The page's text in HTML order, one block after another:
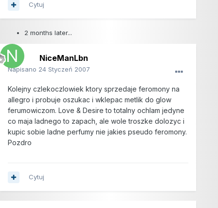
Cytuj
2 months later...
NiceManLbn
Napisano 24 Styczeń 2007
Kolejny czlekoczlowiek ktory sprzedaje feromony na
allegro i probuje oszukac i wklepac metlik do glow
ferumowiczom. Love & Desire to totalny ochlam jedyne
co maja ladnego to zapach, ale wole troszke dolozyc i
kupic sobie ladne perfumy nie jakies pseudo feromony.
Pozdro
Cytuj